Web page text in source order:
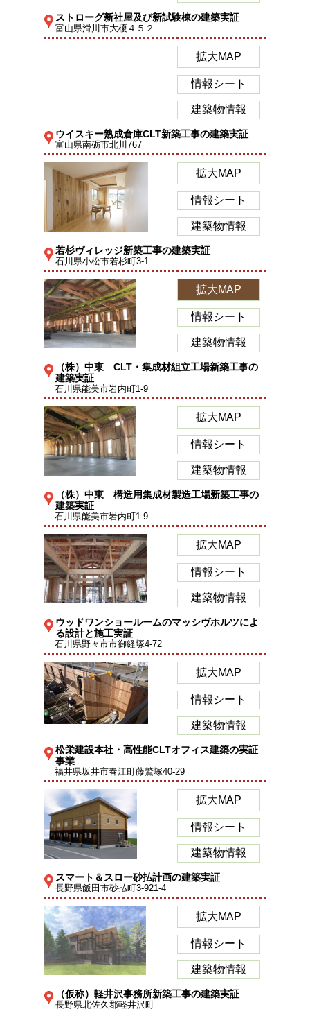
ストローグ新社屋及び新試験棟の建築実証
富山県滑川市大榎４５２
拡大MAP
情報シート
建築物情報
ウイスキー熟成倉庫CLT新築工事の建築実証
富山県南砺市北川767
拡大MAP
情報シート
建築物情報
若杉ヴィレッジ新築工事の建築実証
石川県小松市若杉町3-1
拡大MAP
情報シート
建築物情報
（株）中東 CLT・集成材組立工場新築工事の
建築実証
石川県能美市岩内町1-9
拡大MAP
情報シート
建築物情報
（株）中東 構造用集成材製造工場新築工事の
建築実証
石川県能美市岩内町1-9
拡大MAP
情報シート
建築物情報
ウッドワンショールームのマッシヴホルツによ
る設計と施工実証
石川県野々市市御経塚4-72
拡大MAP
情報シート
建築物情報
松栄建設本社・高性能CLTオフィス建築の実証
事業
福井県坂井市春江町藤鷲塚40-29
拡大MAP
情報シート
建築物情報
スマート＆スロー砂払計画の建築実証
長野県飯田市砂払町3-921-4
拡大MAP
情報シート
建築物情報
（仮称）軽井沢事務所新築工事の建築実証
長野県北佐久郡軽井沢町